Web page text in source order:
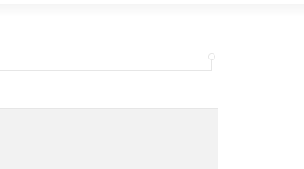
Osuda incidenta tokom dženaze na Pe ...